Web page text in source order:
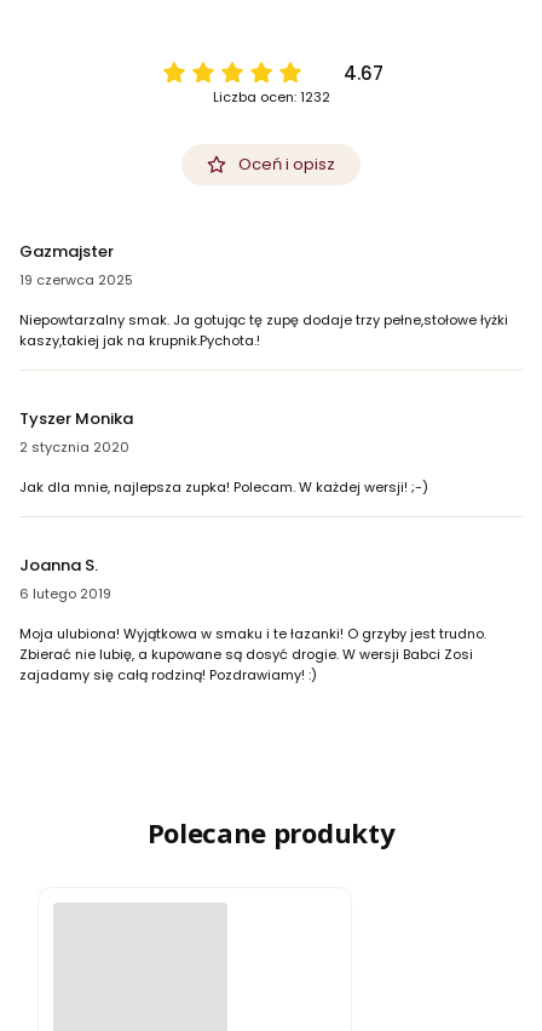
4.67
Liczba ocen: 1232
Oceń i opisz
Gazmajster
19 czerwca 2025
Niepowtarzalny smak. Ja gotując tę zupę dodaje trzy pełne,stołowe łyżki
kaszy,takiej jak na krupnik.Pychota.!
Tyszer Monika
2 stycznia 2020
Jak dla mnie, najlepsza zupka! Polecam. W każdej wersji! ;-)
Joanna S.
6 lutego 2019
Moja ulubiona! Wyjątkowa w smaku i te łazanki! O grzyby jest trudno.
Zbierać nie lubię, a kupowane są dosyć drogie. W wersji Babci Zosi
zajadamy się całą rodziną! Pozdrawiamy! :)
Polecane produkty